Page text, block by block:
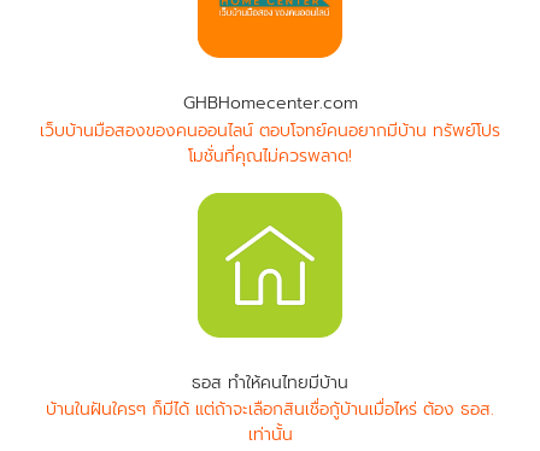
GHBHomecenter.com
เว็บบ้านมือสองของคนออนไลน์ ตอบโจทย์คนอยากมีบ้าน ทรัพย์โปร
โมชั่นที่คุณไม่ควรพลาด!
ธอส ทำให้คนไทยมีบ้าน
บ้านในฝันใครๆ ก็มีได้ แต่ถ้าจะเลือกสินเชื่อกู้บ้านเมื่อไหร่ ต้อง ธอส.
เท่านั้น